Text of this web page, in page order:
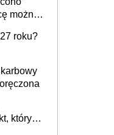
można
roku?
który